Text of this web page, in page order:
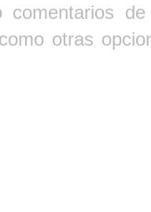
comentarios
otras